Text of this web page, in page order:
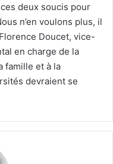
deux soucis pour
n’en voulons plus, il
Doucet, vice-
en charge de la
famille et à la
devraient se